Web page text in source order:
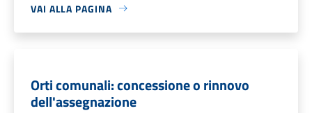
VAI ALLA PAGINA
Orti comunali: concessione o rinnovo
dell'assegnazione